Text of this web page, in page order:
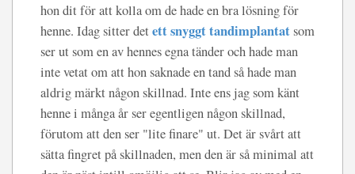
hon dit för att kolla om de hade en bra lösning för
henne. Idag sitter detett snyggt tandimplantatsom
ser ut som en av hennes egna tänder och hade man
inte vetat om att hon saknade en tand så hade man
aldrig märkt någon skillnad. Inte ens jag som känt
henne i många år ser egentligen någon skillnad,
förutom att den ser "lite finare" ut. Det är svårt att
sätta fingret på skillnaden, men den är så minimal att